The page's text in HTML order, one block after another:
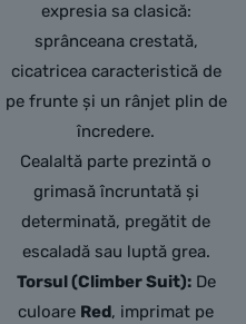
expresia sa clasică:
sprânceana crestată,
cicatricea caracteristică de
pe frunte și un rânjet plin de
încredere.
Cealaltă parte prezintă o
grimasă încruntată și
determinată, pregătit de
escaladă sau luptă grea.
Torsul (Climber Suit):De
culoare Red, imprimat pe